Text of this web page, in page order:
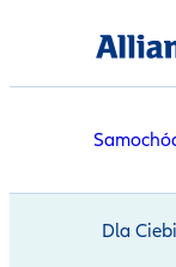
Dla